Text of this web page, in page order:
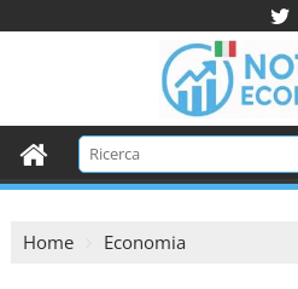
t
c
Home Economia